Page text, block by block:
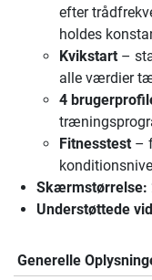
efter
holdes
Kvikstart –
alle værdier
4
Fitnesstest –
Skærmstørrelse:
Understøttede
Generelle